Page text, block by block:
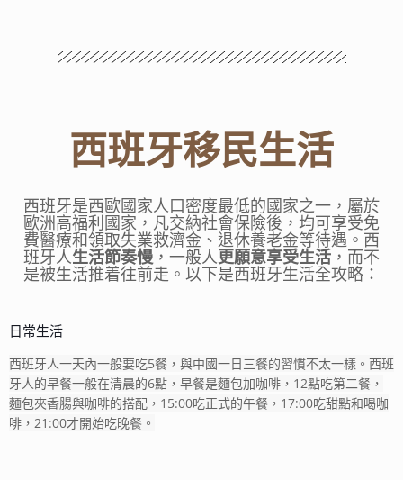
西班牙移民生活
西班牙是西歐國家人口密度最低的國家之一，屬於
歐洲高福利國家，凡交納社會保險後，均可享受免
費醫療和領取失業救濟金、退休養老金等待遇。西
班牙人生活節奏慢 ，一般人更願意享受生活 ，而不
是被生活推着往前走。以下是西班牙生活全攻略：
日常生活
西班牙人一天內一般要吃5餐，與中國一日三餐的習慣不太一樣。西班
牙人的早餐一般在清晨的6點，早餐是麵包加咖啡，12點吃第二餐，
麵包夾香腸與咖啡的搭配，15:00吃正式的午餐，17:00吃甜點和喝咖
啡，21:00才開始吃晚餐。